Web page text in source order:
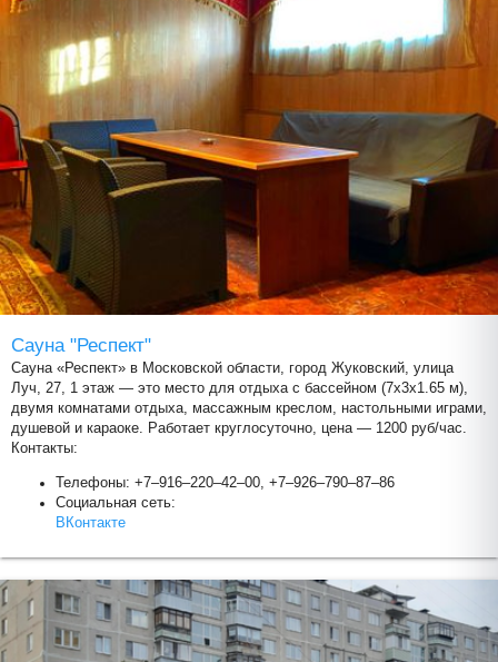
Сауна "Респект"
Сауна «Респект» в Московской области, город Жуковский, улица
Луч, 27, 1 этаж — это место для отдыха с бассейном (7x3x1.65 м),
двумя комнатами отдыха, массажным креслом, настольными играми,
душевой и караоке. Работает круглосуточно, цена — 1200 руб/час.
Контакты:
Телефоны: +7‒916‒220‒42‒00, +7‒926‒790‒87‒86
Социальная сеть:
ВКонтакте